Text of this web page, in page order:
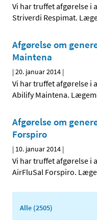
Vi har truffet afgørelse i
Striverdi Respimat.
Afgørelse om
Maintena
|20. januar 2014 |
Vi har truffet afgørelse i
Abilify Maintena.
Afgørelse om
Forspiro
| 10. januar 2014 |
Vi har truffet afgørelse i
AirFluSal Forspiro.
Alle (2505)